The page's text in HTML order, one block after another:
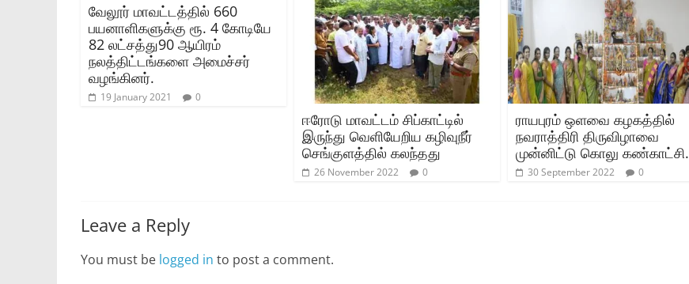
வேலூர் மாவட்டத்தில் 660
பயனாளிகளுக்கு ரூ. 4 கோடியே
82 லட்சத்து90 ஆயிரம்
நலத்திட்டங்களை அமைச்சர்
வழங்கினர்.
19 January 2021 0
ஈரோடு மாவட்டம் சிப்காட்டில்
இருந்து வெளியேறிய கழிவுநீர்
செங்குளத்தில் கலந்தது
26 November 2022 0
ராயபுரம் ஒளவை கழகத்தில்
நவராத்திரி திருவிழாவை
முன்னிட்டு கொலு கண்காட்சி.
30 September 2022 0
Leave a Reply
You must be logged in to post a comment.